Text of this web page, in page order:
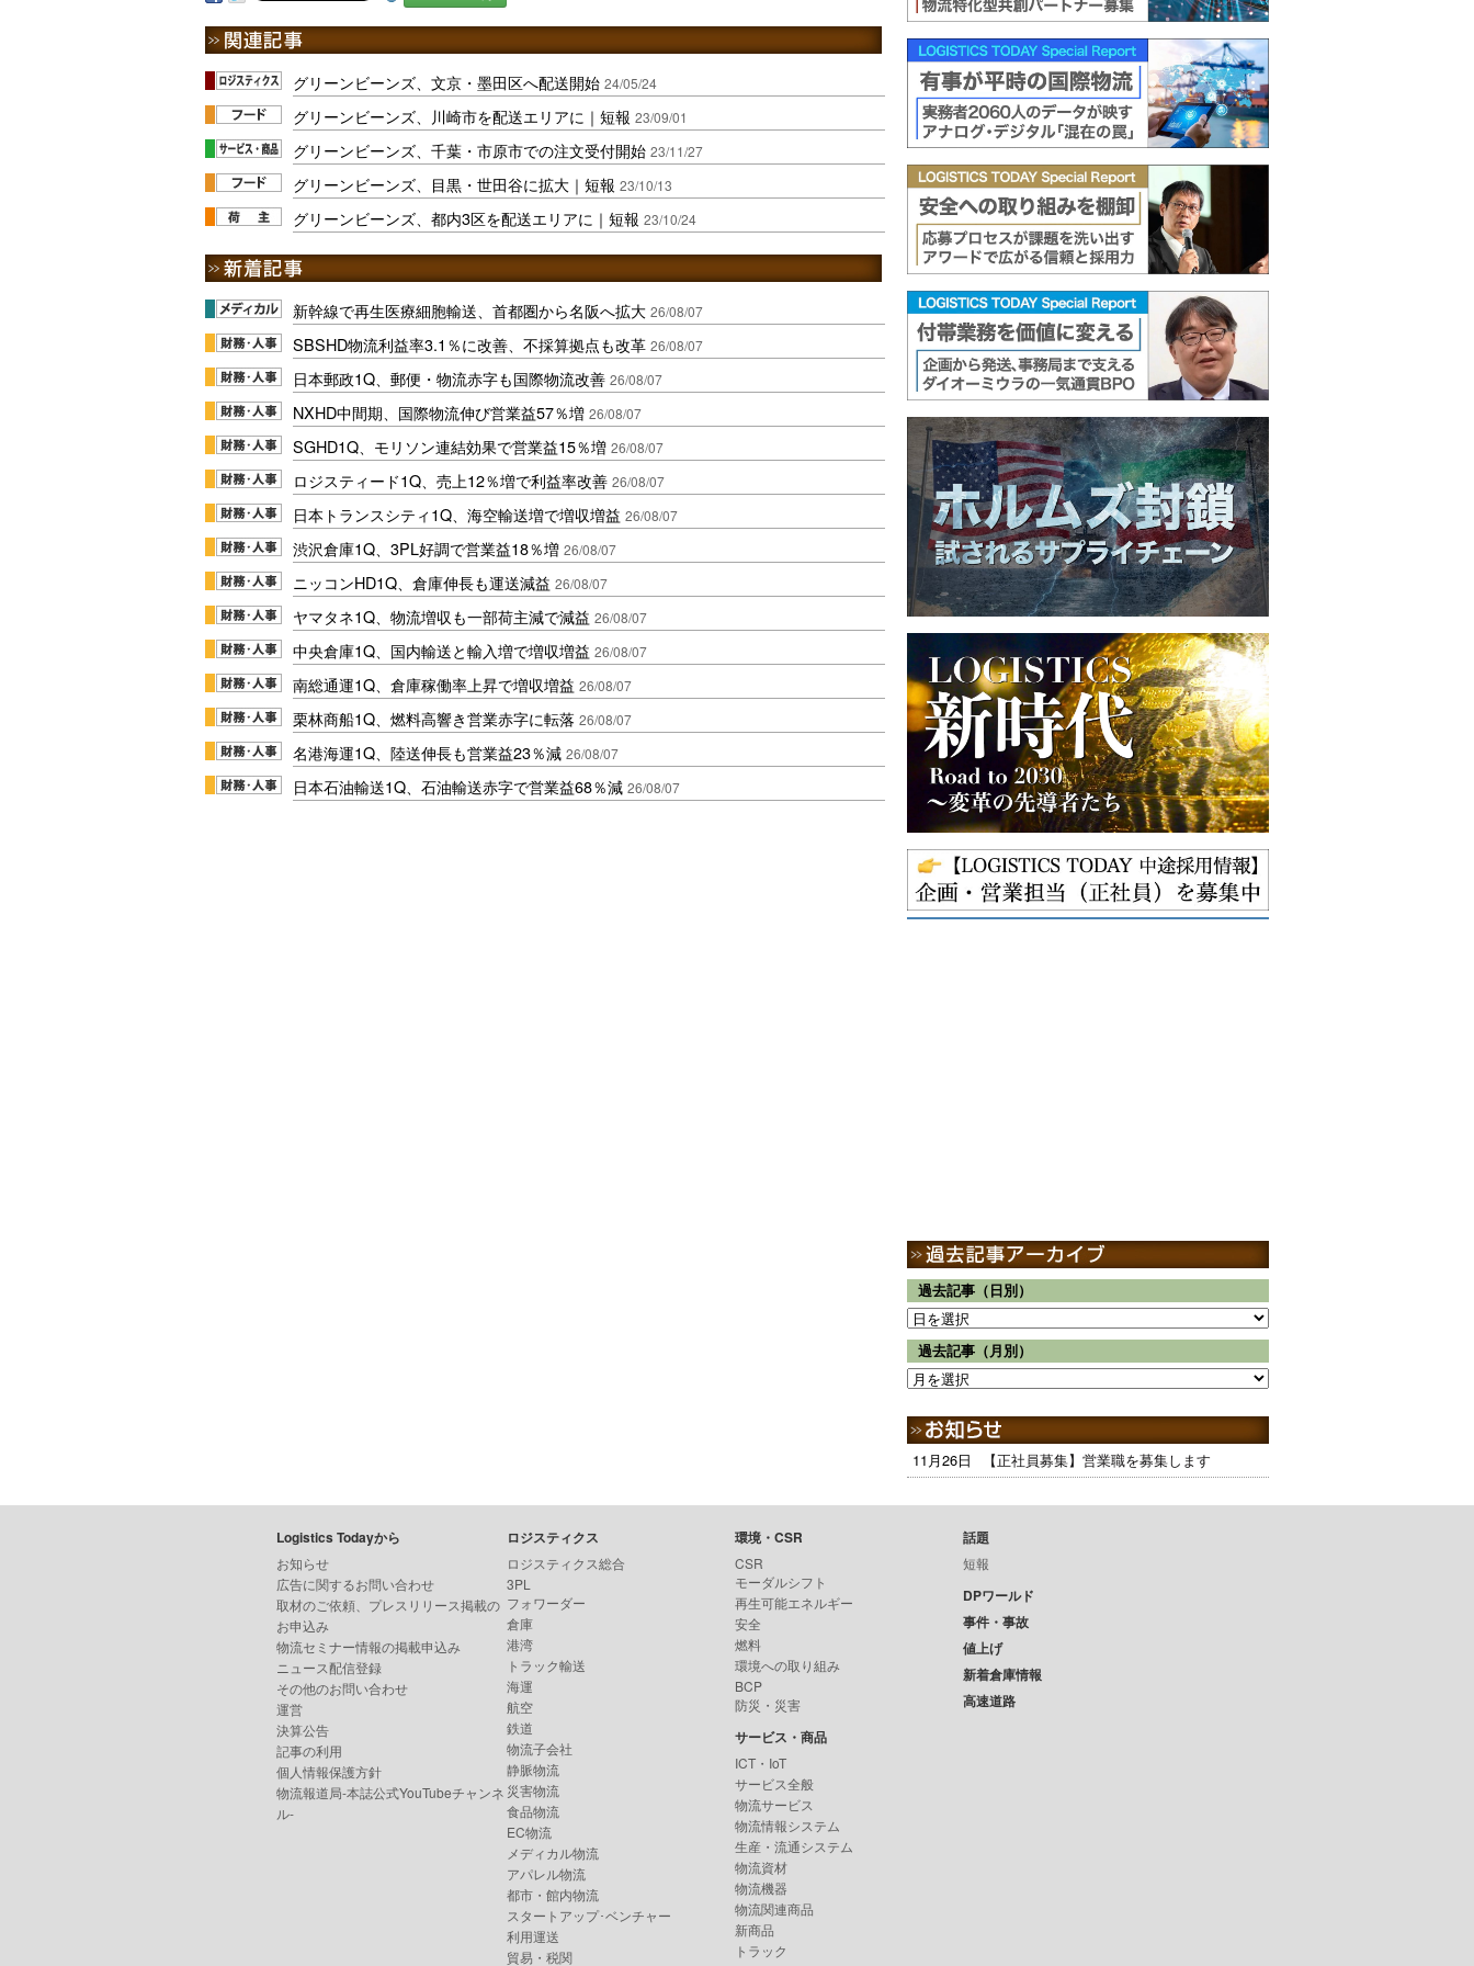
グリーンビーンズ、文京・墨田区へ配送開始 24/05/24
グリーンビーンズ、川崎市を配送エリアに｜短報 23/09/01
グリーンビーンズ、千葉・市原市での注文受付開始 23/11/27
グリーンビーンズ、目黒・世田谷に拡大｜短報 23/10/13
グリーンビーンズ、都内3区を配送エリアに｜短報 23/10/24
新幹線で再生医療細胞輸送、首都圏から名阪へ拡大 26/08/07
SBSHD物流利益率3.1％に改善、不採算拠点も改革 26/08/07
日本郵政1Q、郵便・物流赤字も国際物流改善 26/08/07
NXHD中間期、国際物流伸び営業益57％増 26/08/07
SGHD1Q、モリソン連結効果で営業益15％増 26/08/07
ロジスティード1Q、売上12％増で利益率改善 26/08/07
日本トランスシティ1Q、海空輸送増で増収増益 26/08/07
渋沢倉庫1Q、3PL好調で営業益18％増 26/08/07
ニッコンHD1Q、倉庫伸長も運送減益 26/08/07
ヤマタネ1Q、物流増収も一部荷主減で減益 26/08/07
中央倉庫1Q、国内輸送と輸入増で増収増益 26/08/07
南総通運1Q、倉庫稼働率上昇で増収増益 26/08/07
栗林商船1Q、燃料高響き営業赤字に転落 26/08/07
名港海運1Q、陸送伸長も営業益23％減 26/08/07
日本石油輸送1Q、石油輸送赤字で営業益68％減 26/08/07
過去記事（日別）
過去記事（月別）
11月26日 【正社員募集】営業職を募集します
Logistics Todayから
お知らせ
広告に関するお問い合わせ
取材のご依頼、プレスリリース掲載の
お申込み
物流セミナー情報の掲載申込み
ニュース配信登録
その他のお問い合わせ
運営
決算公告
記事の利用
個人情報保護方針
物流報道局-本誌公式YouTubeチャンネ
ル-
ロジスティクス
ロジスティクス総合
3PL
フォワーダー
倉庫
港湾
トラック輸送
海運
航空
鉄道
物流子会社
静脈物流
災害物流
食品物流
EC物流
メディカル物流
アパレル物流
都市・館内物流
スタートアップ･ベンチャー
利用運送
貿易・税関
環境・CSR
CSR
モーダルシフト
再生可能エネルギー
安全
燃料
環境への取り組み
BCP
防災・災害
サービス・商品
ICT・IoT
サービス全般
物流サービス
物流情報システム
生産・流通システム
物流資材
物流機器
物流関連商品
新商品
トラック
話題
短報
DPワールド
事件・事故
値上げ
新着倉庫情報
高速道路